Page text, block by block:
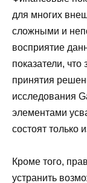
для многих
сложными и
восприятие
показатели, что
принятия
исследования
элементами
состоят только
Кроме того,
устранить